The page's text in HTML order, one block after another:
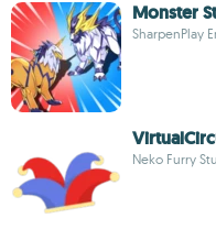
Monster
SharpenPlay
Neko Furry